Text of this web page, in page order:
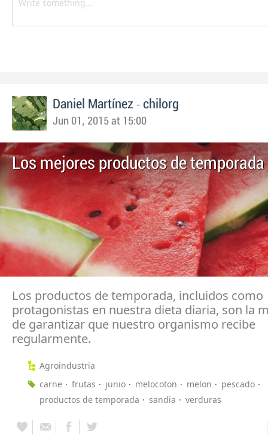
Daniel Martínez - chilorg
Jun 01, 2015 at 15:00
Los mejores productos de
Los productos de temporada, incluidos como
protagonistas en nuestra dieta diaria, son la
de garantizar que nuestro organismo recibe
regularmente.
Agroindustria
carne
frutas junio melocoton melon
pescado
productos de temporada
sandia verduras